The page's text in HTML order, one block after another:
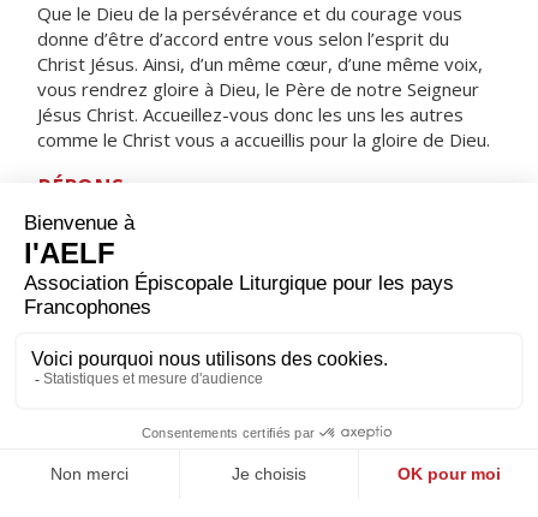
Que le Dieu de la persévérance et du courage vous
donne d’être d’accord entre vous selon l’esprit du
Christ Jésus. Ainsi, d’un même cœur, d’une même voix,
vous rendrez gloire à Dieu, le Père de notre Seigneur
Jésus Christ. Accueillez-vous donc les uns les autres
comme le Christ vous a accueillis pour la gloire de Dieu.
RÉPONS
V/ Le Seigneur aime son peuple,
il donne aux humbles l’éclat de la victoire.
ORAISON
Seigneur, foyer brûlant de charité, accorde-nous une
que tout et d’aimer nos frères à cause de toi. Par Jésus,